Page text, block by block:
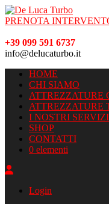
PRENOTA
+39 099 591 6737
info@delucaturbo.it
HOME
CHI SIAMO
ATTREZZATURE
ATTREZZATURE
I NOSTRI SERVIZI
SHOP
CONTATTI
0 elementi
Login